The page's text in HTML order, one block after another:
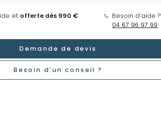
et offerte dès 990 €
Besoin d’aide ?
04 67 96 97 99
Demande de devis
Besoin d'un conseil ?